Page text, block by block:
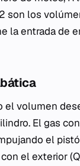
son los
la entrada de
el volumen
El gas
el
el exterior